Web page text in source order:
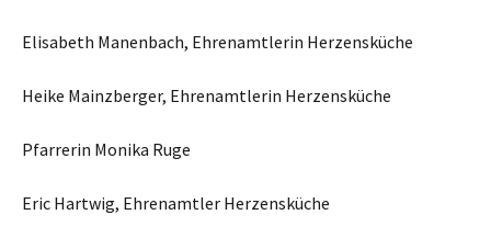
Elisabeth Manenbach, Ehrenamtlerin Herzensküche
Heike Mainzberger, Ehrenamtlerin Herzensküche
Pfarrerin Monika Ruge
Eric Hartwig, Ehrenamtler Herzensküche